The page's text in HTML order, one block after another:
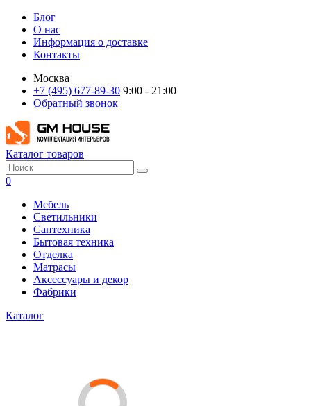
Блог
О нас
Информация о доставке
Контакты
Москва
+7 (495) 677-89-30 9:00 - 21:00
Обратный звонок
Каталог товаров
0
Мебель
Светильники
Сантехника
Бытовая техника
Отделка
Матрасы
Аксессуары и декор
Фабрики
Каталог